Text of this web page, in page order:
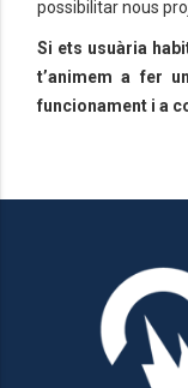
possibilitar nous
Si ets usuària
t’animem a fer
funcionament i a